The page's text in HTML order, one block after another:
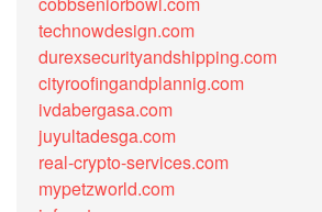
technowdesign.com
durexsecurityandshipping.com
cityroofingandplannig.com
ivdabergasa.com
juyultadesga.com
real-crypto-services.com
mypetzworld.com